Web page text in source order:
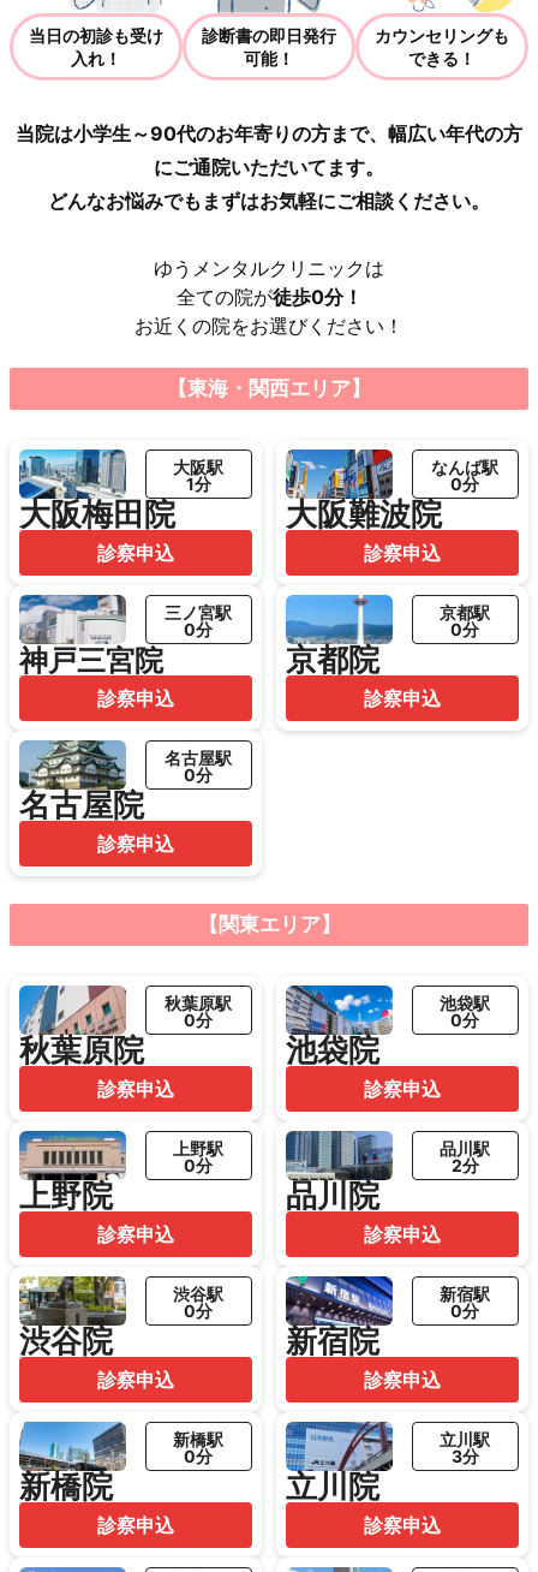
当日の初診も受け
入れ！
診断書の即日発行
可能！
カウンセリングも
できる！
当院は小学生～90代のお年寄りの方まで、幅広い年代の方
にご通院いただいてます。
どんなお悩みでもまずはお気軽にご相談ください。
ゆうメンタルクリニックは
全ての院が徒歩0分！
お近くの院をお選びください！
【東海・関西エリア】
大阪梅田院
大阪駅
1分
診察申込
大阪難波院
なんば駅
0分
診察申込
神戸三宮院
三ノ宮駅
0分
診察申込
京都院
京都駅
0分
診察申込
名古屋院
名古屋駅
0分
診察申込
【関東エリア】
秋葉原院
秋葉原駅
0分
診察申込
池袋院
池袋駅
0分
診察申込
上野院
上野駅
0分
診察申込
品川院
品川駅
2分
診察申込
渋谷院
渋谷駅
0分
診察申込
新宿院
新宿駅
0分
診察申込
新橋院
新橋駅
0分
診察申込
立川院
立川駅
3分
診察申込